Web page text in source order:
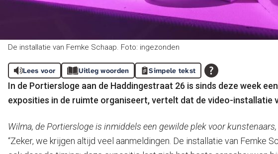
De installatie van Femke Schaap. Foto: ingezonden
Lees voor Uitleg woorden Simpele tekst
In de Portiersloge aan de Haddingestraat 26 is sinds deze week
exposities in de ruimte organiseert, vertelt dat de video-
Wilma, de Portiersloge is inmiddels een gewilde plek voor
“Zeker, we krijgen altijd veel aanmeldingen. De installatie van Femke